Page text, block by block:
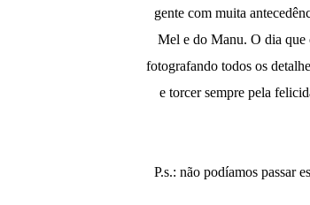
gente com muita
Mel e do Manu. O dia que
fotografando todos os
e torcer sempre pela
P.s.: não podíamos passar